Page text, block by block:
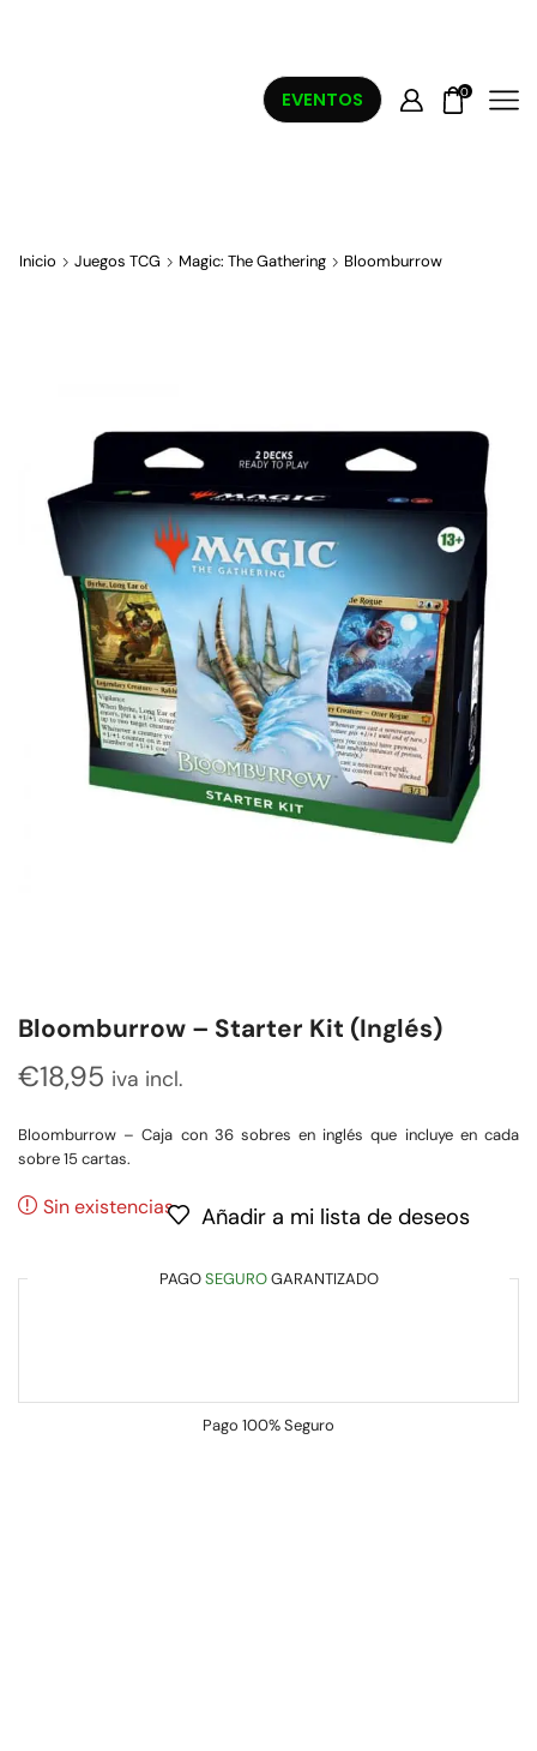
EVENTOS 0
Inicio Juegos TCG Magic: The Gathering Bloomburrow
Bloomburrow – Starter Kit (Inglés)
€18,95 iva incl.
Bloomburrow – Caja con 36 sobres en inglés que incluye en cada
sobre 15 cartas.
Sin existencias Añadir a mi lista de deseos
PAGOSEGUROGARANTIZADO
Pago 100% Seguro